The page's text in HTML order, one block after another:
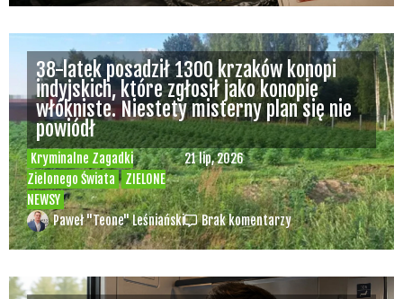
Kryminalne Zagadki
Zielonego Świata
ZIELONE
NEWSY
21 lip, 2026
38-latek posadził 1300 krzaków konopi
indyjskich, które zgłosił jako konopie
włókniste. Niestety misterny plan się nie
powiódł
Paweł "Teone" Leśniański Brak komentarzy